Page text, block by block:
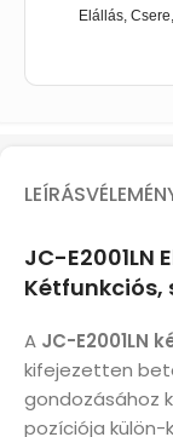
Elállás,
LEÍRÁS
JC-E2001LN
Kétfunkciós,
A JC-E2001LN
kifejezetten
gondozásához
pozíciója külön-